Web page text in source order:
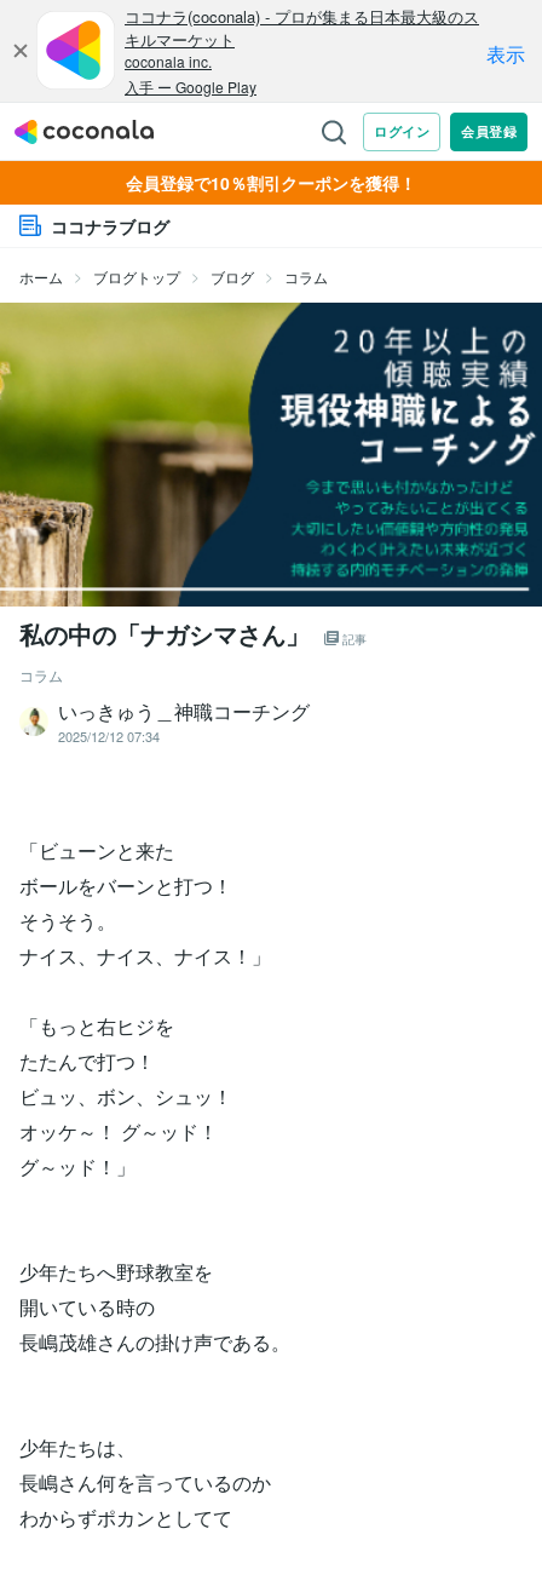
会員登録で10％割引クーポンを獲得！
ココナラブログ
ホーム ブログトップ ブログ コラム
私の中の「ナガシマさん」 記事
コラム
いっきゅう＿神職コーチング
2025/12/12 07:34
「ビューンと来た
ボールをバーンと打つ！
そうそう。
ナイス、ナイス、ナイス！」
「もっと右ヒジを
たたんで打つ！
ビュッ、ボン、シュッ！
オッケ～！ グ～ッド！
グ～ッド！」
少年たちへ野球教室を
開いている時の
長嶋茂雄さんの掛け声である。
少年たちは、
長嶋さん何を言っているのか
わからずポカンとしてて